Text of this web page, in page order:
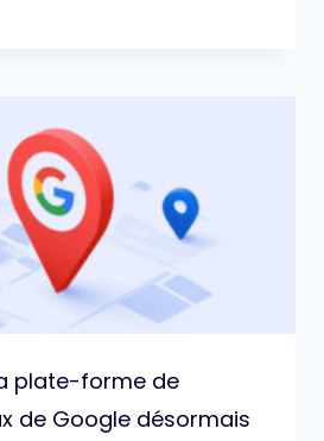
plate-forme de
de Google désormais